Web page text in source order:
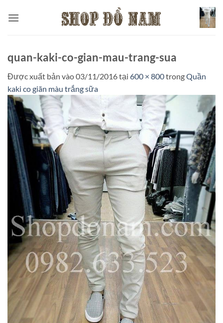
qua
quan-kaki-co-gian-mau-trang-sua
Được xuất bản vào03/11/2016tại 600 × 800trongQuần
kaki co giãn màu trắng sữa